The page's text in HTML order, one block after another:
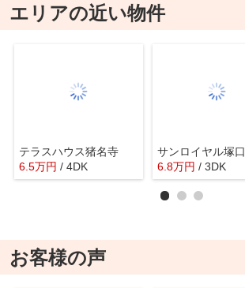
エリアの近い物件
テラスハウス猪名寺
6.5万円 / 4DK
サンロイヤル塚口
6.8万円 / 3DK
お客様の声